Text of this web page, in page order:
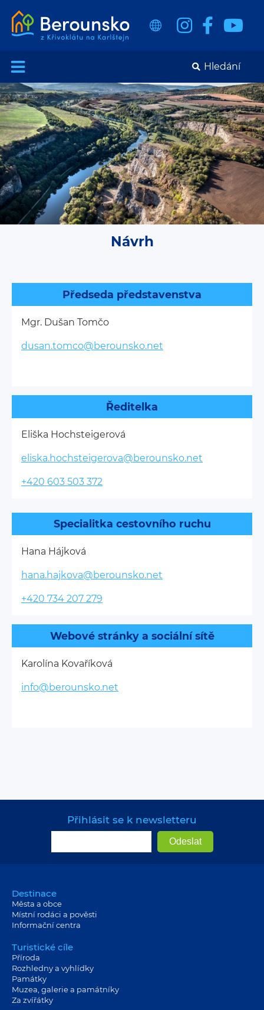
Návrh
Předseda představenstva
Mgr. Dušan Tomčo
dusan.tomco@berounsko.net
Ředitelka
Eliška Hochsteigerová
eliska.hochsteigerova@berounsko.net
+420 603 503 372
Specialitka cestovního ruchu
Hana Hájková
hana.hajkova@berounsko.net
+420 734 207 279
Webové stránky a sociální sítě
Karolína Kovaříková
info@berounsko.net
Přihlásit se k newsletteru
Destinace
Města a obce
Místní rodáci a pověsti
Informační centra
Turistické cíle
Příroda
Rozhledny a vyhlídky
Památky
Muzea, galerie a památníky
Za zvířátky